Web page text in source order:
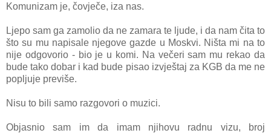
Komunizam je, čovječe, iza nas.
Ljepo sam ga zamolio da ne zamara te ljude, i da nam čita to
što su mu napisale njegove gazde u Moskvi. Ništa mi na to
nije odgovorio - bio je u komi. Na večeri sam mu rekao da
bude tako dobar i kad bude pisao izvještaj za KGB da me ne
popljuje previše.
Nisu to bili samo razgovori o muzici.
Objasnio sam im da imam njihovu radnu vizu, broj